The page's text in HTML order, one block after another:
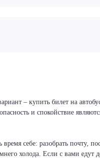
– купить билет на
и спокойствие
себе: разобрать почту,
холода. Если с вами